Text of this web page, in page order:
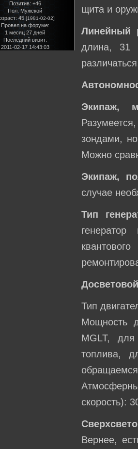
Позитив: +46
Пол:Мужской
45 [1981-02-02]
Провел на форуме:
1 месяц 27 дней
Последний визит:
2011-02-17 14:43:03
щита и
Линейный
длина, 31
Экипаж,
зондами,
Можно
Экипаж,
случае
Тип
генератор
Тип
Мощность
MGLT,
топлива,
скорость):
Вернее,